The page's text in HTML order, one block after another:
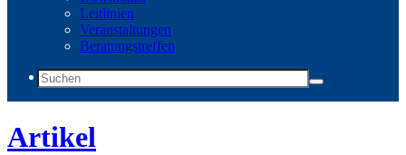
Leitlinien
Veranstaltungen
Beratungstreffen
Artikel